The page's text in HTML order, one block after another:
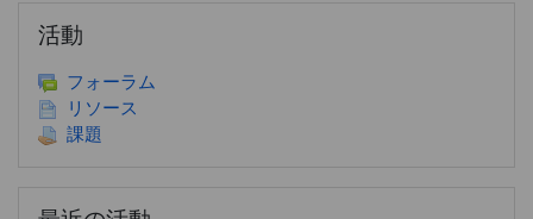
活動
フォーラム
リソース
課題